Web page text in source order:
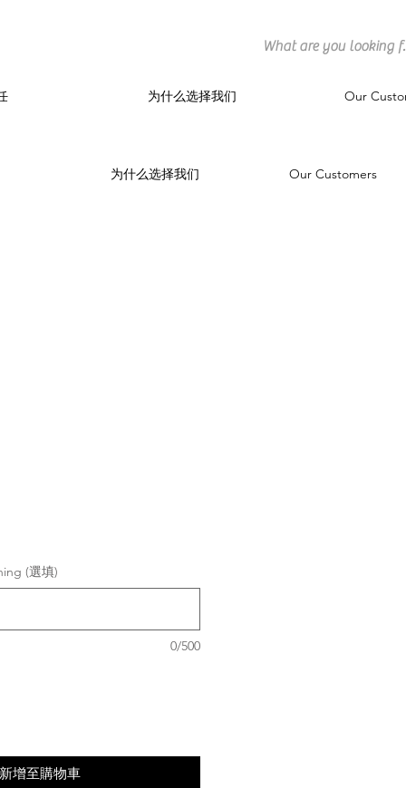
为什么选择我们 Our Customers
为什么选择我们 Our
(選填)
0/500
新增至購物車